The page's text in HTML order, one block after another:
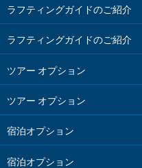
ラフティングガイドのご紹介
ラフティングガイドのご紹介
ツアー オプション
ツアー オプション
宿泊オプション
宿泊オプション